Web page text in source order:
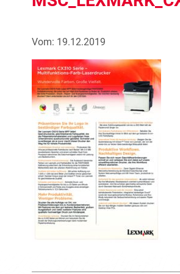
Vom: 19.12.2019